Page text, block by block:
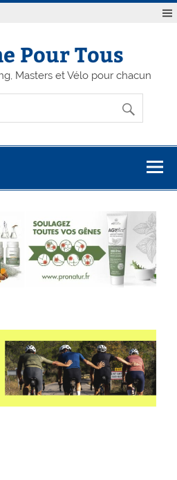
Pour Tous
Masters et Vélo pour chacun